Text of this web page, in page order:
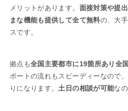
メリットがあります。 面接対策や提
まな機能も提供して全て無料の、大
スです。
拠点も全国主要都市に19箇所あり全
ポートの流れもスピーディーなので
りになります。 土日の相談が可能な